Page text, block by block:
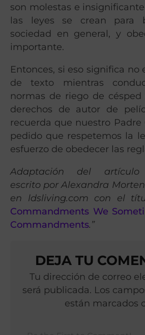
son molestas e
las leyes se crean para
sociedad en general, y
importante.
Entonces, si eso significa no
de texto mientras
normas de riego de
derechos de autor de
recuerda que nuestro Padre
pedido que respetemos la
esfuerzo de obedecer las
Adaptación del artículo
escrito por Alexandra
en ldsliving.com con el
Commandments We
Commandments.”
DEJA TU
Tu dirección de correo
será publicada. Los
están marcados